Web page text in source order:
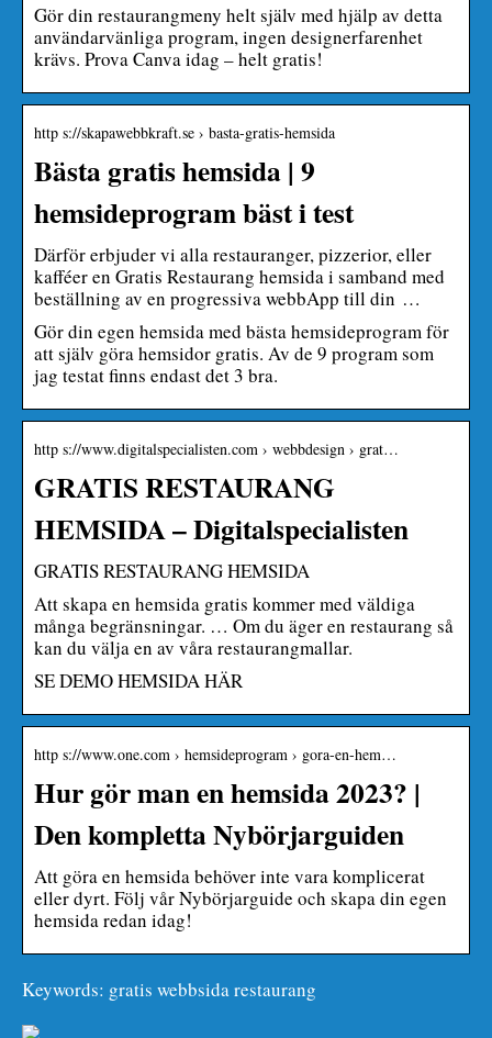
Gör din restaurangmeny helt själv med hjälp av detta
användarvänliga program, ingen designerfarenhet
krävs. Prova Canva idag – helt gratis!
http s://skapawebbkraft.se › basta-gratis-hemsida
Bästa gratis hemsida | 9
hemsideprogram bäst i test
Därför erbjuder vi alla restauranger, pizzerior, eller
kafféer en Gratis Restaurang hemsida i samband med
beställning av en progressiva webbApp till din …
Gör din egen hemsida med bästa hemsideprogram för
att själv göra hemsidor gratis. Av de 9 program som
jag testat finns endast det 3 bra.
http s://www.digitalspecialisten.com › webbdesign › grat…
GRATIS RESTAURANG
HEMSIDA – Digitalspecialisten
GRATIS RESTAURANG HEMSIDA
Att skapa en hemsida gratis kommer med väldiga
många begränsningar. … Om du äger en restaurang så
kan du välja en av våra restaurangmallar.
SE DEMO HEMSIDA HÄR
http s://www.one.com › hemsideprogram › gora-en-hem…
Hur gör man en hemsida 2023? |
Den kompletta Nybörjarguiden
Att göra en hemsida behöver inte vara komplicerat
eller dyrt. Följ vår Nybörjarguide och skapa din egen
hemsida redan idag!
Keywords: gratis webbsida restaurang